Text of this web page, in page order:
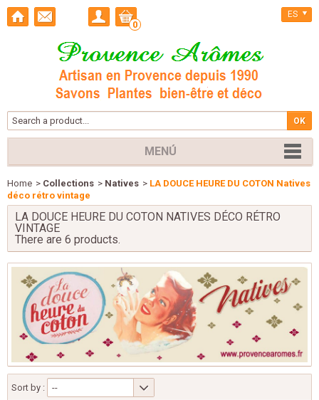
0
ES
MENÚ
Home > Collections > Natives > LA DOUCE HEURE DU COTON Natives
déco rétro vintage
LA DOUCE HEURE DU COTON NATIVES DÉCO RÉTRO
VINTAGE
There are 6 products.
Sort by : --